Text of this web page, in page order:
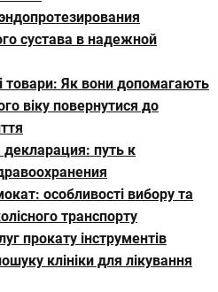
сустава в надежной
товари: Як вони допомагають
віку повернутися до
путь к
особливості вибору та
транспорту
прокату інструментів
клініки для лікування